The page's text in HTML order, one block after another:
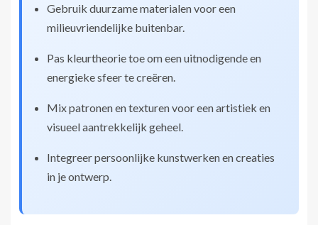
Gebruik duurzame materialen voor een
milieuvriendelijke buitenbar.
Pas kleurtheorie toe om een uitnodigende en
energieke sfeer te creëren.
Mix patronen en texturen voor een artistiek en
visueel aantrekkelijk geheel.
Integreer persoonlijke kunstwerken en creaties
in je ontwerp.